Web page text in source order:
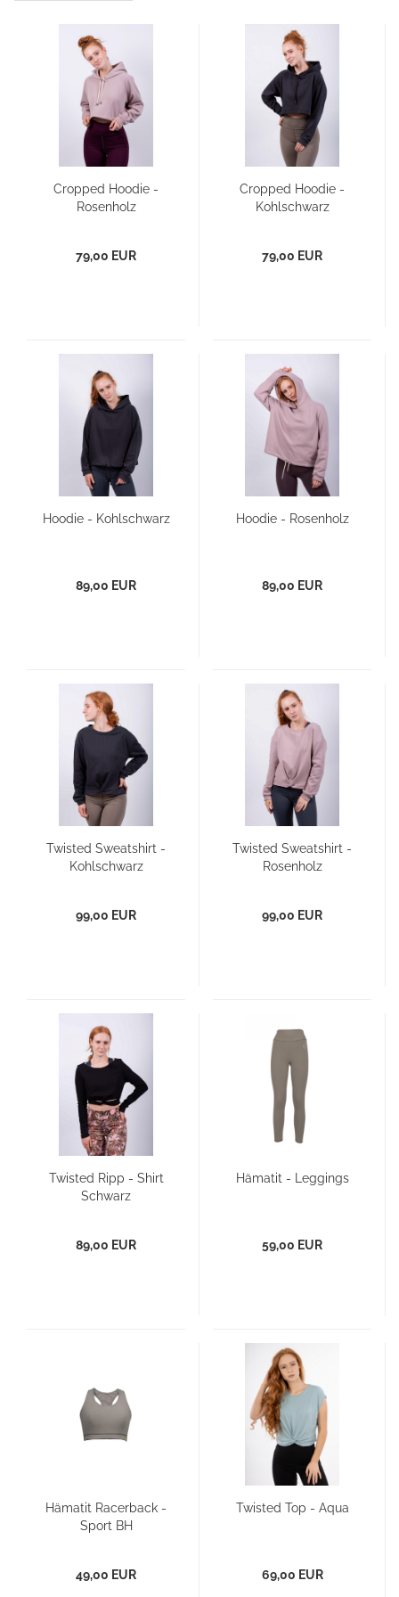
Cropped Hoodie -
Rosenholz
79,00 EUR
Cropped Hoodie -
Kohlschwarz
79,00 EUR
Hoodie - Kohlschwarz
89,00 EUR
Hoodie - Rosenholz
89,00 EUR
Twisted Sweatshirt -
Kohlschwarz
99,00 EUR
Twisted Sweatshirt -
Rosenholz
99,00 EUR
Twisted Ripp - Shirt
Schwarz
89,00 EUR
Hämatit - Leggings
59,00 EUR
Hämatit Racerback -
Sport BH
49,00 EUR
Twisted Top - Aqua
69,00 EUR